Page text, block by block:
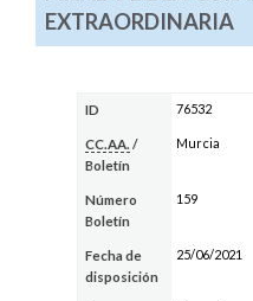
EXTRAORDINARIA
ID 76532
CC.AA. /
Boletín
Murcia
Número
Boletín
159
Fecha de
disposición
25/06/2021